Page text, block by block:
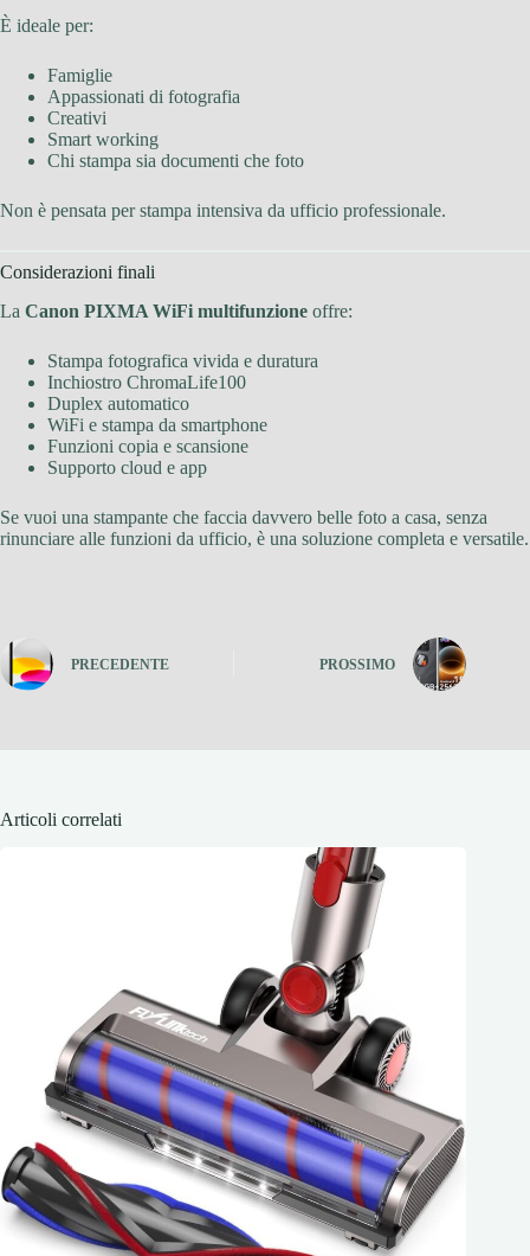
È ideale per:
Famiglie
Appassionati di fotografia
Creativi
Smart working
Chi stampa sia documenti che foto
Non è pensata per stampa intensiva da ufficio professionale.
Considerazioni finali
La Canon PIXMA WiFi multifunzione offre:
Stampa fotografica vivida e duratura
Inchiostro ChromaLife100
Duplex automatico
WiFi e stampa da smartphone
Funzioni copia e scansione
Supporto cloud e app
Se vuoi una stampante che faccia davvero belle foto a casa, senza
rinunciare alle funzioni da ufficio, è una soluzione completa e versatile.
PRECEDENTE PROSSIMO
Articoli correlati